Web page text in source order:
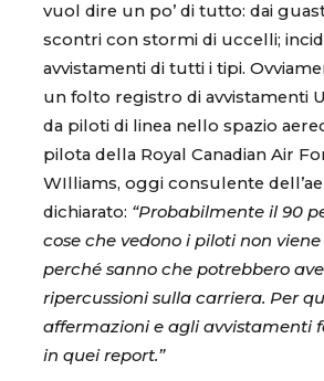
vuol dire un po’ di tutto: dai
scontri con stormi di uccelli;
avvistamenti di tutti i tipi.
un folto registro di avvistamenti
da piloti di linea nello spazio
pilota della Royal Canadian Air
WIlliams, oggi consulente
dichiarato: “Probabilmente il 90
cose che vedono i piloti non
perché sanno che potrebbero
ripercussioni sulla carriera. Per
affermazioni e agli avvistamenti
in quei report.”